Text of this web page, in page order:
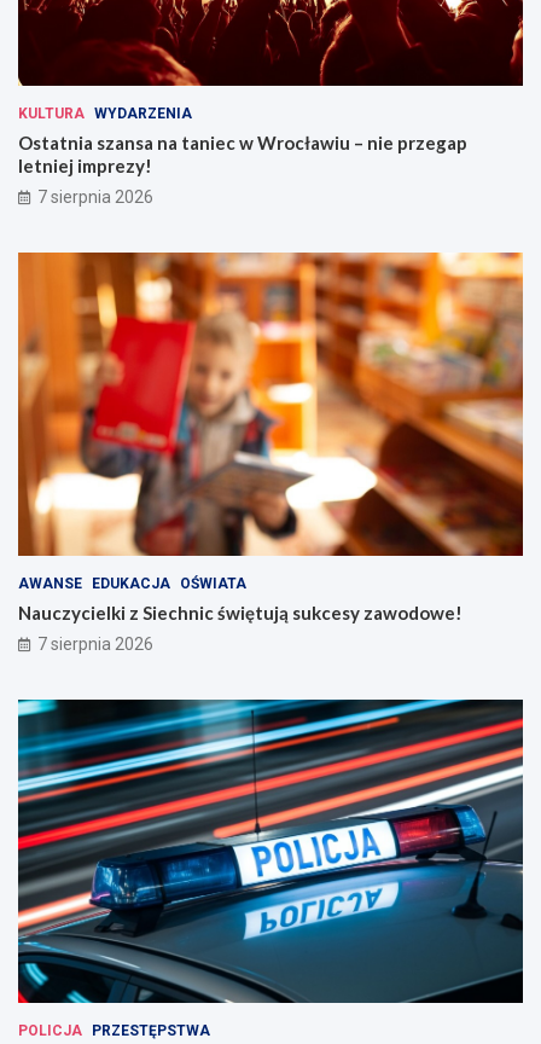
KULTURA WYDARZENIA
Ostatnia szansa na taniec w Wrocławiu – nie przegap
letniej imprezy!
7 sierpnia 2026
AWANSE EDUKACJA OŚWIATA
Nauczycielki z Siechnic świętują sukcesy zawodowe!
7 sierpnia 2026
POLICJA PRZESTĘPSTWA